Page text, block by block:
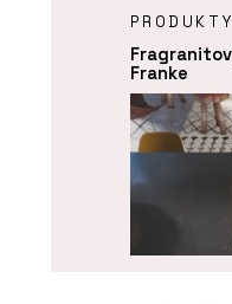
PRODUKTY
Franke